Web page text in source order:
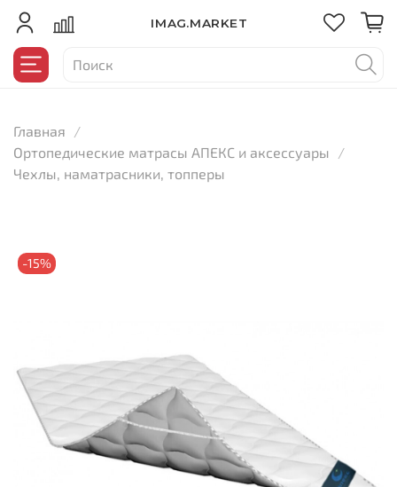
IMAG.MARKET
Главная
Ортопедические матрасы АПЕКС и аксессуары
Чехлы, наматрасники, топперы
-15%